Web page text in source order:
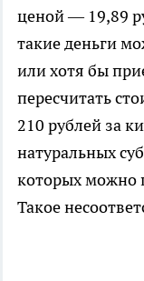
ценой — 19,89
такие деньги
или хотя бы
пересчитать
210 рублей за
натуральных
которых можно
Такое